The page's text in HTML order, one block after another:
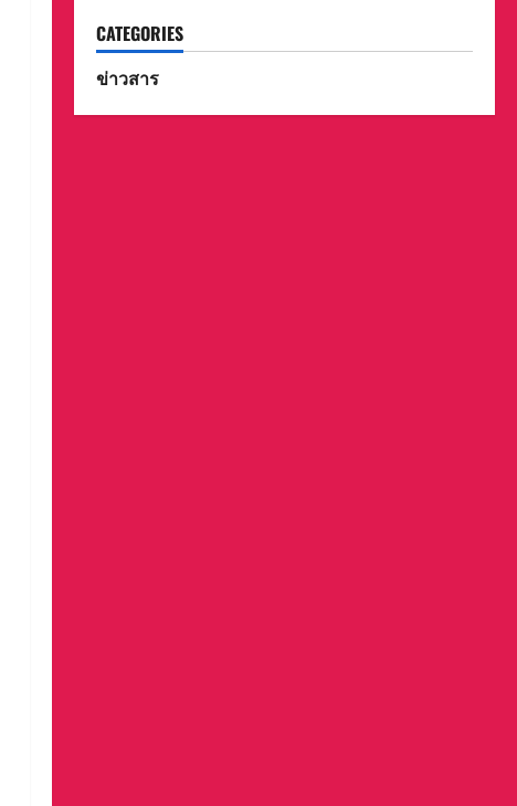
CATEGORIES
ข่าวสาร